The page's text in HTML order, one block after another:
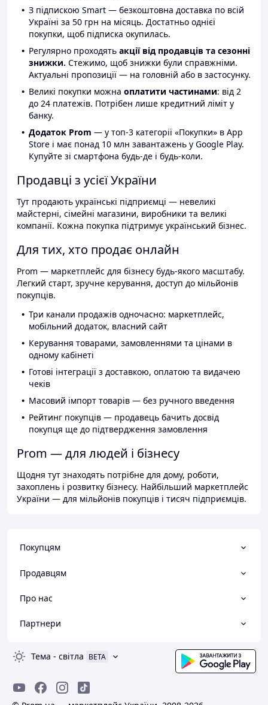
З підпискою Smart — безкоштовна доставка по всій
Україні за 50 грн на місяць. Достатньо однієї
покупки, щоб підписка окупилась.
Регулярно проходять акції від продавців та сезонні
знижки. Стежимо, щоб знижки були справжніми.
Актуальні пропозиції — на головній або в застосунку.
Великі покупки можна оплатити частинами: від 2
до 24 платежів. Потрібен лише кредитний ліміт у
банку.
Додаток Prom — у топ-3 категорії «Покупки» в App
Store і має понад 10 млн завантажень у Google Play.
Купуйте зі смартфона будь-де і будь-коли.
Продавці з усієї України
Тут продають українські підприємці — невеликі
майстерні, сімейні магазини, виробники та великі
компанії. Кожна покупка підтримує український бізнес.
Для тих, хто продає онлайн
Prom — маркетплейс для бізнесу будь-якого масштабу.
Легкий старт, зручне керування, доступ до мільйонів
покупців.
Три канали продажів одночасно: маркетплейс,
мобільний додаток, власний сайт
Керування товарами, замовленнями та цінами в
одному кабінеті
Готові інтеграції з доставкою, оплатою та видачею
чеків
Масовий імпорт товарів — без ручного введення
Рейтинг покупців — продавець бачить досвід
покупця ще до підтвердження замовлення
Prom — для людей і бізнесу
Щодня тут знаходять потрібне для дому, роботи,
захоплень і розвитку бізнесу. Найбільший маркетплейс
України — для мільйонів покупців і тисяч підприємців.
Покупцям
Продавцям
Про нас
Партнери
Тема - світла BETA